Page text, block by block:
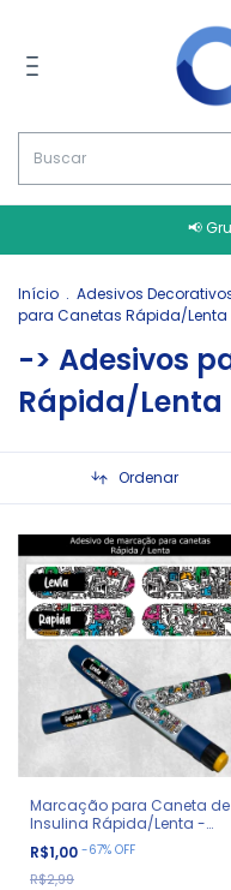
📢
Início . Adesivos
para Canetas Rápida/Lenta
-> Adesivos
Rápida/Lenta
Ordenar
Marcação para Caneta de
Insulina Rápida/Lenta -
Diabetes - Doodle Art
R$1,00 -67% OFF
R$2,99